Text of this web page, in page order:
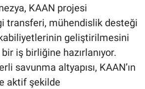
KAAN projesi
transferi, mühendislik desteği
geliştirilmesini
iş birliğine hazırlanıyor.
savunma altyapısı, KAAN’ın
aktif şekilde